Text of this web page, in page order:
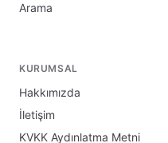
Arama
KURUMSAL
Hakkımızda
İletişim
KVKK Aydınlatma Metni